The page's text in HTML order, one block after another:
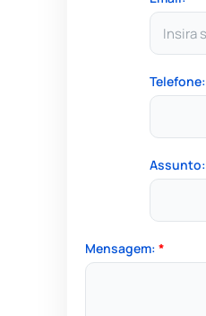
Telefone:
Assunto:
Mensagem: *